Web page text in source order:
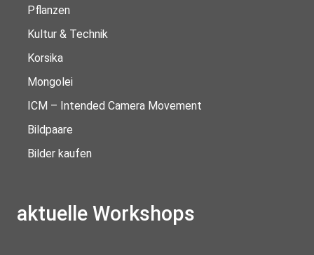
Pflanzen
Kultur & Technik
Korsika
Mongolei
ICM – Intended Camera Movement
Bildpaare
Bilder kaufen
aktuelle Workshops